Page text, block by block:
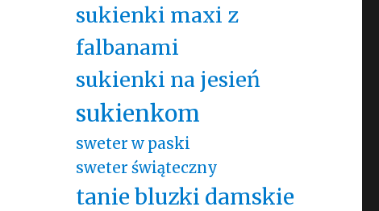
sukienki maxi z
falbanami
sukienki na jesień
sukienkom
sweter w paski
sweter świąteczny
tanie bluzki damskie